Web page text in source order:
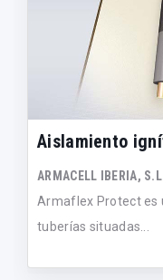
Aislamiento
ARMACELL IBERIA,
Armaflex Protect es
tuberías situadas...